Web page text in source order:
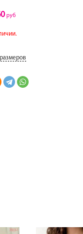
руб